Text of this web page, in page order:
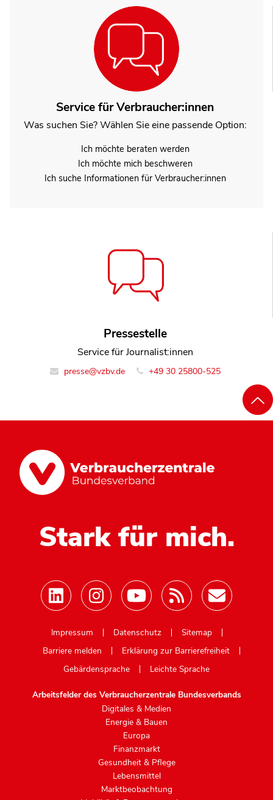
Service für Verbraucher:innen
Was suchen Sie? Wählen Sie eine passende Option:
Ich möchte beraten werden
Ich möchte mich beschweren
Ich suche Informationen für Verbraucher:innen
Pressestelle
Service für Journalist:innen
presse@vzbv.de +49 30 25800-525
Stark für mich.
Impressum
Datenschutz
Sitemap
Barriere melden
Erklärung zur Barrierefreiheit
Gebärdensprache
Leichte Sprache
Arbeitsfelder des Verbraucherzentrale Bundesverbands
Digitales & Medien
Energie & Bauen
Europa
Finanzmarkt
Gesundheit & Pflege
Lebensmittel
Marktbeobachtung